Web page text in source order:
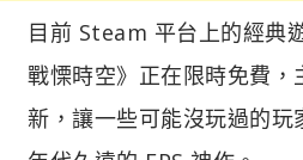
目前 Steam 平台上的經典
戰慄時空》正在限時免費，
新，讓一些可能沒玩過的玩